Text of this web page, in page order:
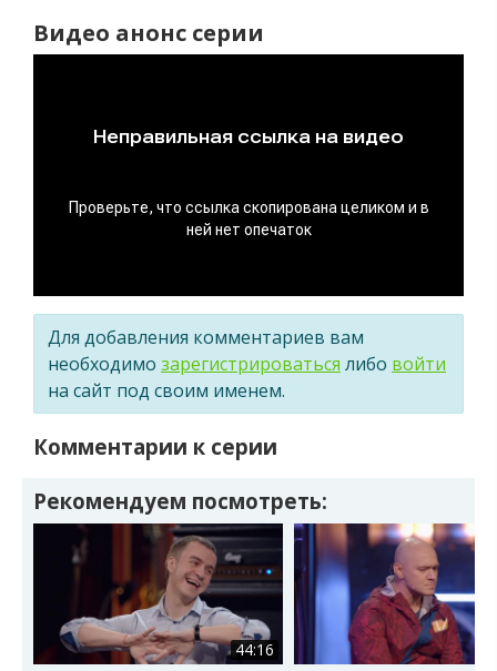
Видео анонс серии
Для добавления комментариев вам
необходимо зарегистрироваться либо войти
на сайт под своим именем.
Комментарии к серии
Рекомендуем посмотреть:
44:16